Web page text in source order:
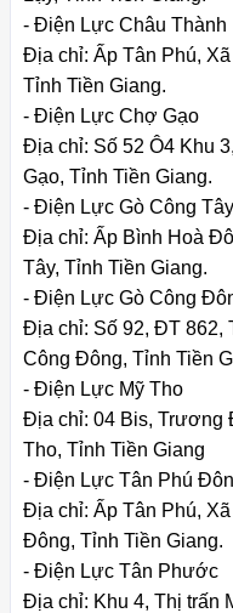
- Điện Lực Châu Thành
Địa chỉ: Ấp Tân Phú,
Tỉnh Tiền Giang.
- Điện Lực Chợ Gạo
Địa chỉ: Số 52 Ô4 Khu
Gạo, Tỉnh Tiền Giang.
- Điện Lực Gò Công Tây
Địa chỉ: Ấp Bình Hoà
Tây, Tỉnh Tiền Giang.
- Điện Lực Gò Công
Địa chỉ: Số 92, ĐT 862,
Công Đông, Tỉnh Tiền
- Điện Lực Mỹ Tho
Địa chỉ: 04 Bis, Trương
Tho, Tỉnh Tiền Giang
- Điện Lực Tân Phú
Địa chỉ: Ấp Tân Phú,
Đông, Tỉnh Tiền Giang.
- Điện Lực Tân Phước
Địa chỉ: Khu 4, Thị trấn